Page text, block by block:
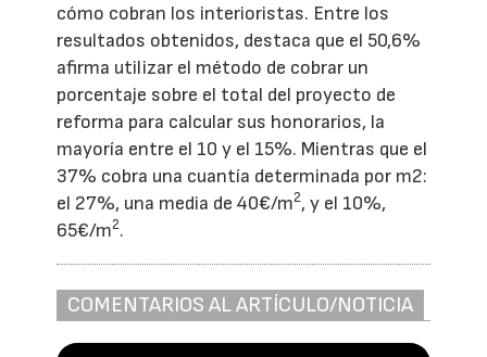
cómo cobran los interioristas. Entre los
resultados obtenidos, destaca que el 50,6%
afirma utilizar el método de cobrar un
porcentaje sobre el total del proyecto de
reforma para calcular sus honorarios, la
mayoría entre el 10 y el 15%. Mientras que el
37% cobra una cuantía determinada por m2:
el 27%, una media de 40€/m2, y el 10%,
65€/m2.
COMENTARIOS AL ARTÍCULO/NOTICIA